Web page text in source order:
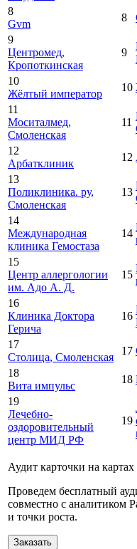
8
Gvm
8
9
Центромед,
Кропоткинская
9
10
Жёлтый император
10
11
Моситалмед,
Смоленская
11
12
Арбатклиник
12
13
Поликлиника. ру,
Смоленская
13
14
Международная
клиника Гемостаза
14
15
Центр аллергологии
им. Адо А. Д.
15
16
Клиника Доктора
Герича
16
17
Столица, Смоленская
17
18
Вита импульс
18
19
Лечебно-
оздоровительный
центр МИД РФ
19
Аудит карточки на картах
Проведем бесплатный
совместно с аналитиком
и точки роста.
Заказать